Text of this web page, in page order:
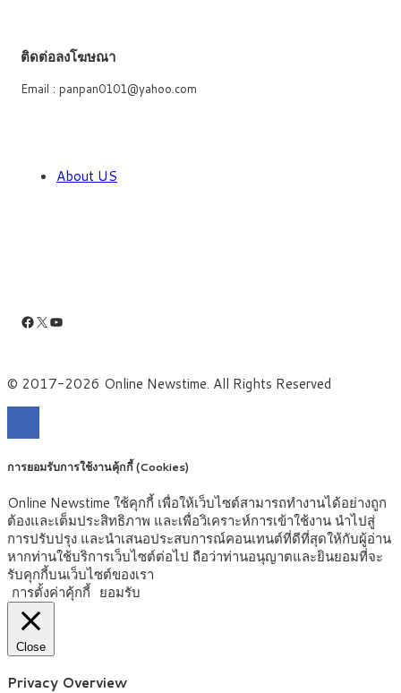
ติดต่อลงโฆษณา
Email : panpan0101@yahoo.com
About US
Facebook
X YouTube
© 2017-2026 Online Newstime. All Rights Reserved
การยอมรับการใช้งานคุ้กกี้ (Cookies)
Online Newstime ใช้คุกกี้ เพื่อให้เว็บไซต์สามารถทำงานได้อย่างถูก
ต้องและเต็มประสิทธิภาพ และเพื่อวิเคราะห์การเข้าใช้งาน นำไปสู่
การปรับปรุง และนำเสนอประสบการณ์คอนเทนต์ที่ดีที่สุดให้กับผู้อ่าน
หากท่านใช้บริการเว็บไซต์ต่อไป ถือว่าท่านอนุญาตและยินยอมที่จะ
รับคุกกี้บนเว็บไซต์ของเรา
การตั้งค่าคุ้กกี้ ยอมรับ
Close
Privacy Overview